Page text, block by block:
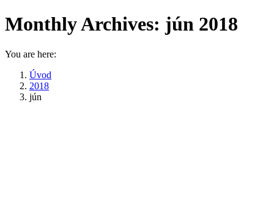
Monthly Archives: jún 2018
You are here:
Úvod
2018
jún